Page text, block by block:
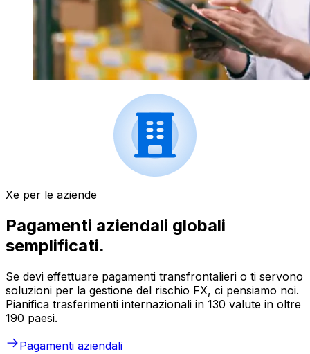
Xe per le aziende
Pagamenti aziendali globali
semplificati.
Se devi effettuare pagamenti transfrontalieri o ti servono
soluzioni per la gestione del rischio FX, ci pensiamo noi.
Pianifica trasferimenti internazionali in 130 valute in oltre
190 paesi.
Pagamenti aziendali